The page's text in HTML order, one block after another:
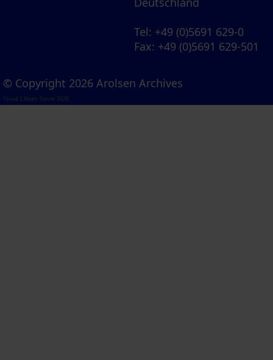
Tel: +49 (0)5691 629-0
Fax: +49 (0)5691 629-501
© Copyright 2026 Arolsen Archives
Visual Library Server 2026